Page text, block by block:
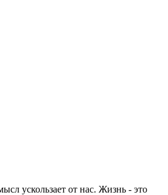
ускользает от нас. Жизнь - это